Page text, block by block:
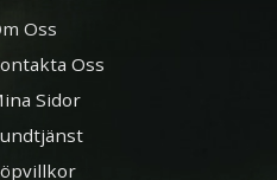
Oss
Oss
Sidor